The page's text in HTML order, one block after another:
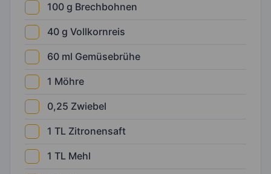
100 g Brechbohnen
40 g Vollkornreis
60 ml Gemüsebrühe
1 Möhre
0,25 Zwiebel
1 TL Zitronensaft
1 TL Mehl